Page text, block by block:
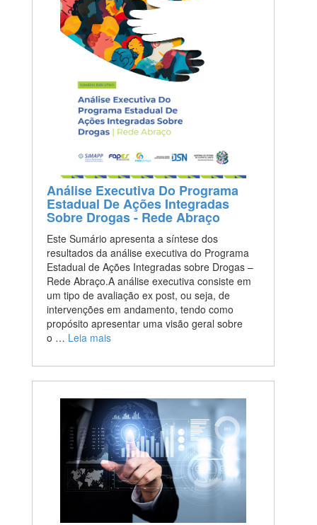
Análise Executiva Do Programa
Estadual De Ações Integradas
Sobre Drogas - Rede Abraço
Este Sumário apresenta a síntese dos
resultados da análise executiva do Programa
Estadual de Ações Integradas sobre Drogas –
Rede Abraço.A análise executiva consiste em
um tipo de avaliação ex post, ou seja, de
intervenções em andamento, tendo como
propósito apresentar uma visão geral sobre
o … Leia mais